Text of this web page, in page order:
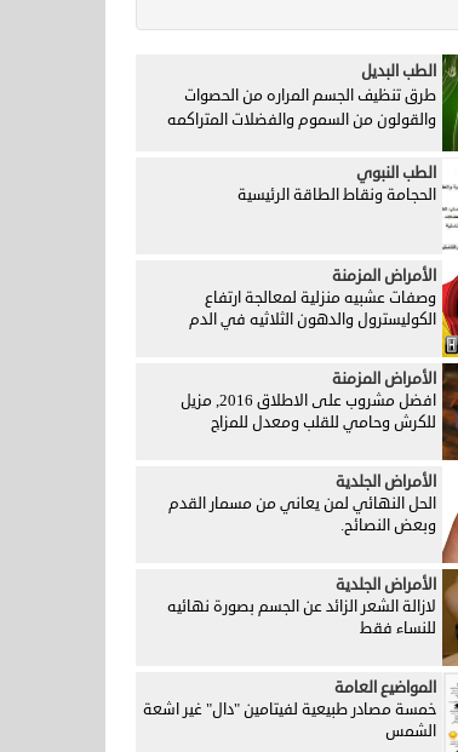
الطب البديل
طرق تنظيف الجسم المراره من الحصوات
والقولون من السموم والفضلات المتراكمه
الطب النبوي
الحجامة ونقاط الطاقة الرئيسية
الأمراض المزمنة
وصفات عشبيه منزلية لمعالجة ارتفاع
الكوليسترول والدهون الثلاثيه في الدم
الأمراض المزمنة
افضل مشروب على الاطلاق 2016, مزيل
للكرش وحامي للقلب ومعدل للمزاج
الأمراض الجلدية
الحل النهائي لمن يعاني من مسمار القدم
وبعض النصائح.
الأمراض الجلدية
لازالة الشعر الزائد عن الجسم بصورة نهائيه
للنساء فقط
المواضيع العامة
خمسة مصادر طبيعية لفيتامين "دال" غير اشعة
الشمس